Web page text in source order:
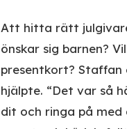
Att hitta rätt
önskar sig barnen?
presentkort? Staffan
hjälpte. “Det var så
dit och ringa på